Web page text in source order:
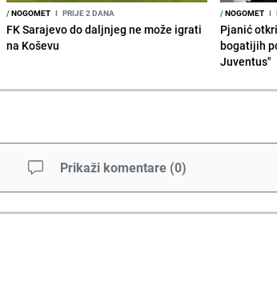
/NOGOMET I PRIJE 2 DANA
FK Sarajevo do daljnjeg ne može igrati
na Koševu
/NOGOMET I
Pjanić
bogatijih
Juventus"
Prikaži komentare (0)